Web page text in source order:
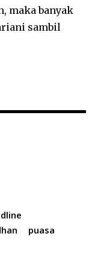
maka banyak
sambil
puasa